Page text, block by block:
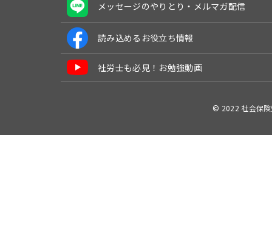
メッセージのやりとり・メルマガ配信
読み込めるお役立ち情報
社労士も必見！お勉強動画
© 2022 社会保